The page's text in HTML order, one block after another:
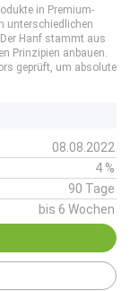
in Premium-
unterschiedlichen
Hanf stammt aus
Prinzipien anbauen.
geprüft, um absolute
08.08.2022
4 %
90 Tage
bis 6 Wochen